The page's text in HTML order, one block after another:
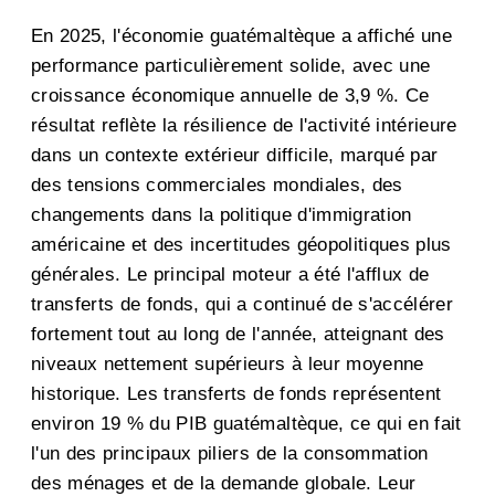
En 2025, l'économie guatémaltèque a affiché une
performance particulièrement solide, avec une
croissance économique annuelle de 3,9 %. Ce
résultat reflète la résilience de l'activité intérieure
dans un contexte extérieur difficile, marqué par
des tensions commerciales mondiales, des
changements dans la politique d'immigration
américaine et des incertitudes géopolitiques plus
générales. Le principal moteur a été l'afflux de
transferts de fonds, qui a continué de s'accélérer
fortement tout au long de l'année, atteignant des
niveaux nettement supérieurs à leur moyenne
historique. Les transferts de fonds représentent
environ 19 % du PIB guatémaltèque, ce qui en fait
l'un des principaux piliers de la consommation
des ménages et de la demande globale. Leur